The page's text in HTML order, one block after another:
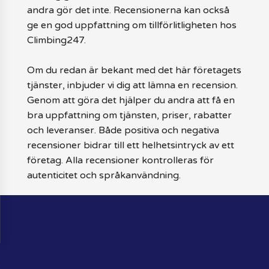
andra gör det inte. Recensionerna kan också
ge en god uppfattning om tillförlitligheten hos
Climbing247.
Om du redan är bekant med det här företagets
tjänster, inbjuder vi dig att lämna en recension.
Genom att göra det hjälper du andra att få en
bra uppfattning om tjänsten, priser, rabatter
och leveranser. Både positiva och negativa
recensioner bidrar till ett helhetsintryck av ett
företag. Alla recensioner kontrolleras för
autenticitet och språkanvändning.